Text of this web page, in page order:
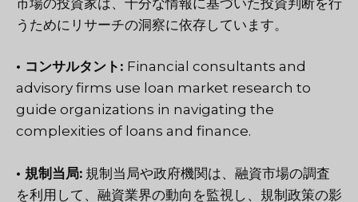
うためにリサーチの洞察に依存しています。
• コンサルタント: Financial consultants and
advisory firms use loan market research to
guide organizations in navigating the
complexities of loans and finance.
• 規制当局: 規制当局や政府機関は、融資市場の調査
を利用して、融資業界の動向を監視し、規制政策の影